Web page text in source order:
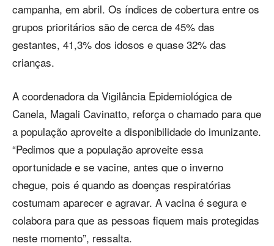
campanha, em abril. Os índices de cobertura entre os
grupos prioritários são de cerca de 45% das
gestantes, 41,3% dos idosos e quase 32% das
crianças.
A coordenadora da Vigilância Epidemiológica de
Canela, Magali Cavinatto, reforça o chamado para que
a população aproveite a disponibilidade do imunizante.
“Pedimos que a população aproveite essa
oportunidade e se vacine, antes que o inverno
chegue, pois é quando as doenças respiratórias
costumam aparecer e agravar. A vacina é segura e
colabora para que as pessoas fiquem mais protegidas
neste momento”, ressalta.